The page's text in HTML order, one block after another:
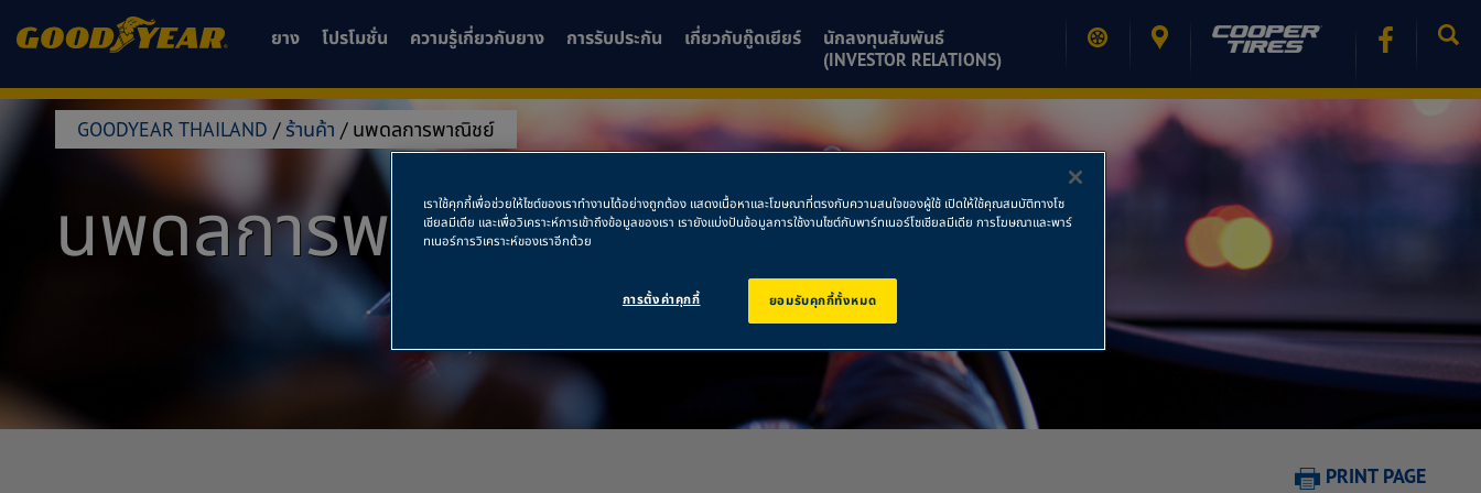
ยาง โปรโมชั่น ความรู้เกี่ยวกับยาง การรับประกัน เกี่ยวกับกู๊ดเยียร์
นักลงทุนสัมพันธ์
(INVESTOR RELATIONS)
GOODYEAR THAILAND / ร้านค้า / นพดลการพาณิชย์
นพดลการพาณิชย์
PRINT PAGE
เราใช้คุกกี้เพื่อช่วยให้ไซต์ของเราทำงานได้อย่างถูกต้อง แสดงเนื้อหาและโฆษณาที่ตรงกับความสนใจของผู้ใช้ เปิดให้ใช้คุณสมบัติทางโซ
เชียลมีเดีย และเพื่อวิเคราะห์การเข้าถึงข้อมูลของเรา เรายังแบ่งปันข้อมูลการใช้งานไซต์กับพาร์ทเนอร์โซเชียลมีเดีย การโฆษณาและพาร์
ทเนอร์การวิเคราะห์ของเราอีกด้วย
ยอมรับคุกกี้ทั้งหมด
การตั้งค่าคุกกี้